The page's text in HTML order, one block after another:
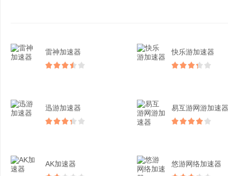
雷神加速器 快乐游加速器
迅游加速器 易互游网游加速器
AK加速器 悠游网络加速器